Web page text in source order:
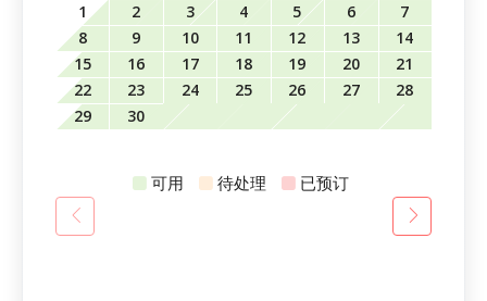
1
2 3 4 5 6
7
8
9 10 11 12 13
14
15
16 17 18 19 20
21
22
23 24 25 26 27
28
29
30
可用 待处理 已预订